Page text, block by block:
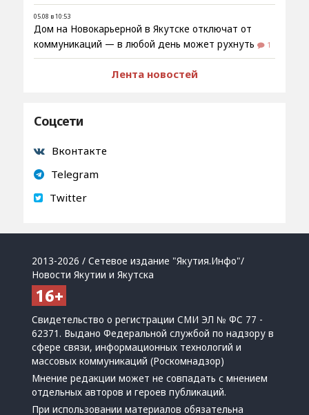
05.08 в 10:53
Дом на Новокарьерной в Якутске отключат от
коммуникаций — в любой день может рухнуть
1
Лента новостей
Соцсети
Вконтакте
Telegram
Twitter
2013-2026 / Сетевое издание "Якутия.Инфо"/
Новости Якутии и Якутска
Свидетельство о регистрации СМИ ЭЛ № ФС 77 -
62371. Выдано Федеральной службой по надзору в
сфере связи, информационных технологий и
массовых коммуникаций (Роскомнадзор)
Мнение редакции может не совпадать с мнением
отдельных авторов и героев публикаций.
При использовании материалов обязательна